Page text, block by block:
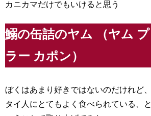
カニカマだけでもいけると思う
鰯の缶詰のヤム （ヤム プ
ラー カポン）
ぼくはあまり好きではないのだけれど、
タイ人にとてもよく食べられている、と